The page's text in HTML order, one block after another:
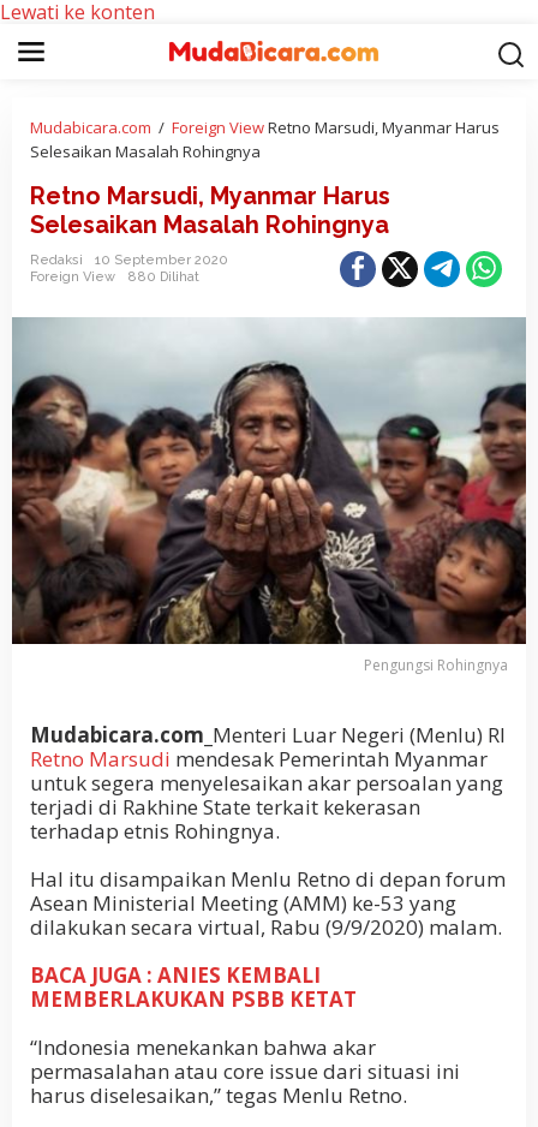
Lewati ke konten
Mudabicara.com / Foreign ViewRetno Marsudi, Myanmar Harus
Selesaikan Masalah Rohingnya
Retno Marsudi, Myanmar Harus
Selesaikan Masalah Rohingnya
Redaksi
10 September 2020
Foreign View
880 Dilihat
Pengungsi Rohingnya
Mudabicara.com_ Menteri Luar Negeri (Menlu) RI
Retno Marsudi mendesak Pemerintah Myanmar
untuk segera menyelesaikan akar persoalan yang
terjadi di Rakhine State terkait kekerasan
terhadap etnis Rohingnya.
Hal itu disampaikan Menlu Retno di depan forum
Asean Ministerial Meeting (AMM) ke-53 yang
dilakukan secara virtual, Rabu (9/9/2020) malam.
BACA JUGA : ANIES KEMBALI
MEMBERLAKUKAN PSBB KETAT
“Indonesia menekankan bahwa akar
permasalahan atau core issue dari situasi ini
harus diselesaikan,” tegas Menlu Retno.